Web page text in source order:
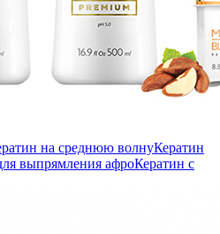
на среднюю волнуКератин
выпрямления афроКератин с